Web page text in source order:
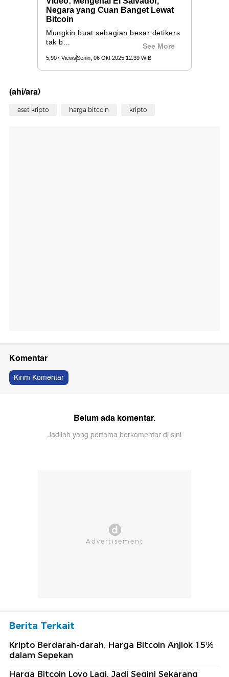
(ahi/ara)
aset kripto harga bitcoin kripto
Komentar
Kirim Komentar
Belum ada komentar.
Jadilah yang pertama berkomentar di sini
Berita Terkait
Kripto Berdarah-darah, Harga Bitcoin Anjlok 15%
dalam Sepekan
Harga Bitcoin Loyo Lagi, Jadi Segini Sekarang